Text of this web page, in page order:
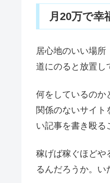
月20万で幸
居心地のいい場
道にのると放置し
何をしているのか
関係のないサイ
い記事を書き殴る
稼げば稼ぐほどや
るんだろうか。い